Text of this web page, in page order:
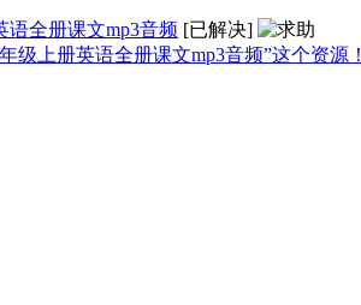
全册课文mp3音频 [已解决]
上册英语全册课文mp3音频”这个资源！